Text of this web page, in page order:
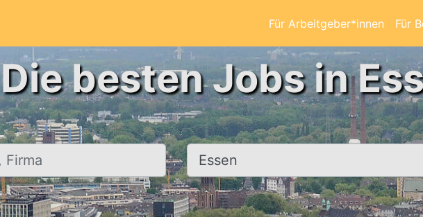
Für Arbeitgeber*innen Für
Die besten Jobs in
Ort, Stadt